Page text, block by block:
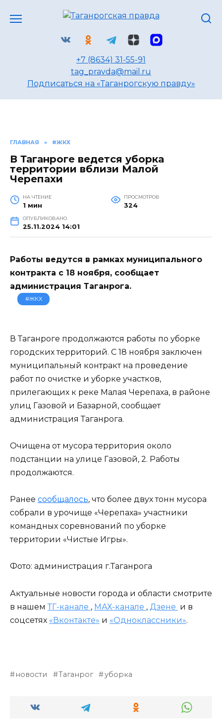
+7 (8634) 31-55-91
tag_pravda@mail.ru
Подписаться на «Таганрогскую правду»
ГЛАВНАЯ » #ЖКХ
В Таганроге ведется уборка
территории вблизи Малой
Черепахи
НА ЧТЕНИЕ
1 мин
ПРОСМОТРОВ
324
ОПУБЛИКОВАНО
25.11.2024 14:01
Работы ведутся в рамках муниципального
контракта с 18 ноября, сообщает
администрация Таганрога.
#ЖКХ
В Таганроге продолжаются работы по уборке
городских территорий. С 18 ноября заключен
муниципальный контракт на проведение
работ по очистке и уборке участков,
прилегающих к реке Малая Черепаха, в районе
улиц Газовой и Базарной, сообщает
администрация Таганрога.
Очищена от мусора территория около
подстанции на улице Газовой, 2. Работы
продолжаются.
Ранее сообщалось, что более двух тонн мусора
собрали в урочище «Черепаха» участники
командных соревнований по уборке
территории «Чистые Игры».
Фото: администрация г.Таганрога
Актуальные новости города и области смотрите
в нашем ТГ-канале , МАХ-канале , Дзене и в
соцсетях «Вконтакте» и «Одноклассники».
новости Таганрог уборка